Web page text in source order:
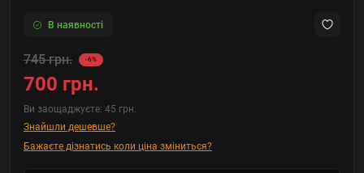
В наявності
745 грн. -6%
700 грн.
Ви заощаджуєте: 45 грн.
Знайшли дешевше?
Бажаєте дізнатись коли ціна зміниться?